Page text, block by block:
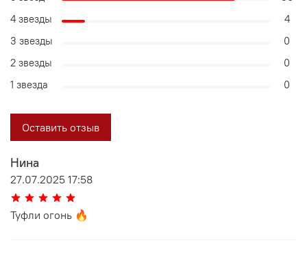
Нина
27.07.2025 17:58
Туфли огонь 🔥
4 звезды
4
3 звезды
0
2 звезды
0
1 звезда
0
Оставить отзыв